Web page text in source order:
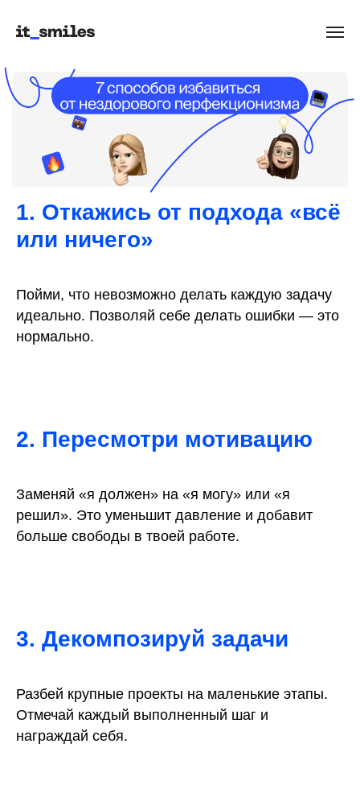
1. Откажись от подхода «всё
или ничего»
Пойми, что невозможно делать каждую задачу
идеально. Позволяй себе делать ошибки — это
нормально.
2. Пересмотри мотивацию
Заменяй «я должен» на «я могу» или «я
решил». Это уменьшит давление и добавит
больше свободы в твоей работе.
3. Декомпозируй задачи
Разбей крупные проекты на маленькие этапы.
Отмечай каждый выполненный шаг и
награждай себя.
Оставьте ваши контакты
info@itsmiles.ru
персональных данных согласно
2 минуты
Написать в Telegram
Имя
ОТПРАВИТЬ